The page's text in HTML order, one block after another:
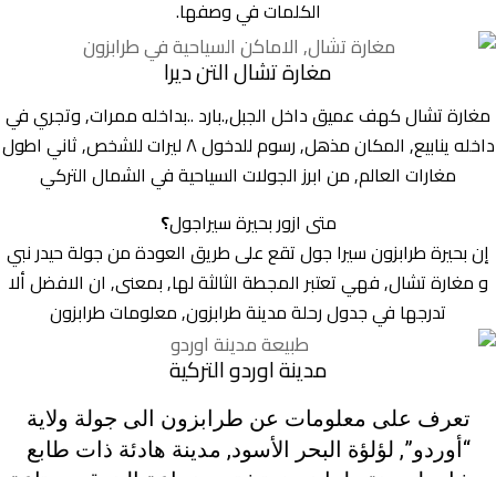
الكلمات في وصفها.
مغارة تشال التن ديرا
مغارة تشال كهف عميق داخل الجبل,.بارد ..بداخله ممرات, وتجري في
داخله ينابيع, المكان مذهل, رسوم للدخول ٨ ليرات للشخص, ثاني اطول
مغارات العالم, من ابرز الجولات السياحية في الشمال التركي
متى ازور بحيرة سيراجول؟
إن بحيرة طرابزون سيرا جول تقع على طريق العودة من جولة حيدر نبي
و مغارة تشال, فهي تعتبر المجطة الثالثة لها, بمعنى, ان الافضل ألا
تدرجها في جدول رحلة مدينة طرابزون, معلومات طرابزون
مدينة اوردو التركية
تعرف على معلومات عن طرابزون الى جولة ولاية
“أوردو”, لؤلؤة البحر الأسود, مدينة هادئة ذات طابع